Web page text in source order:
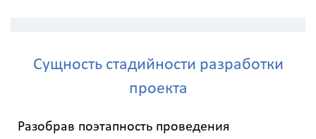
Сущность стадийности разработки
проекта
Разобрав поэтапность проведения